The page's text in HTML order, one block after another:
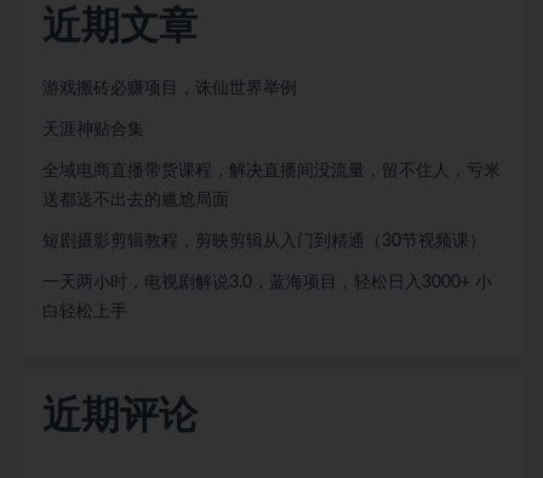
近期文章
游戏搬砖必赚项目，诛仙世界举例
天涯神贴合集
全域电商直播带货课程，解决直播间没流量，留不住人，亏米
送都送不出去的尴尬局面
短剧摄影剪辑教程，剪映剪辑从入门到精通（30节视频课）
一天两小时，电视剧解说3.0，蓝海项目，轻松日入3000+ 小
白轻松上手
近期评论